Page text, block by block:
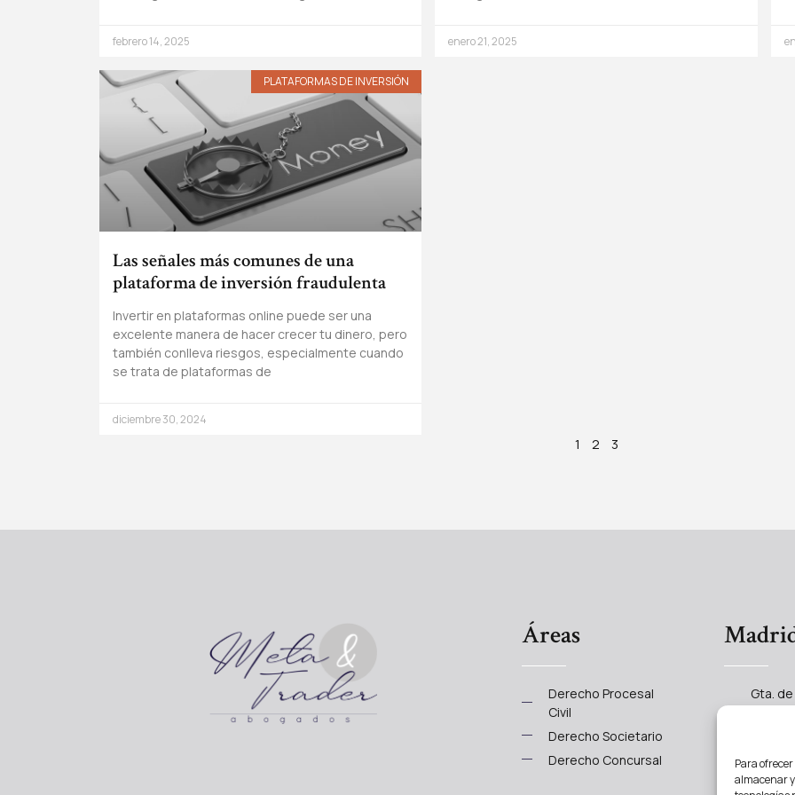
Para
almacenar
febrero 14, 2025 enero 21, 2025
PLATAFORMAS DE INVERSIÓN
Las señales más comunes de una
plataforma de inversión fraudulenta
Invertir en plataformas online puede ser una
excelente manera de hacer crecer tu dinero, pero
también conlleva riesgos, especialmente cuando
se trata de plataformas de
diciembre 30, 2024
1 2 3
Áreas
Derecho Procesal
Civil
Derecho Societario
Derecho Concursal
Gta. de
91 005